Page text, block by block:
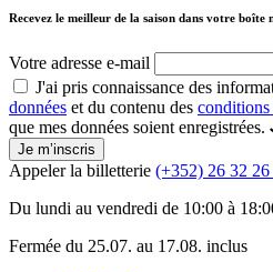
Recevez le meilleur de la saison dans votre boîte
Votre adresse e-mail
J'ai pris connaissance des
données et du contenu des conditions
que mes données soient enregistrées.
Je m’inscris
Appeler la billetterie (+352) 26 32 26
Du lundi au vendredi de 10:00 à
Fermée du 25.07. au 17.08. inclus